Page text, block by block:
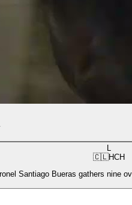
L
🇨🇱HCH
Santiago Bueras gathers nine